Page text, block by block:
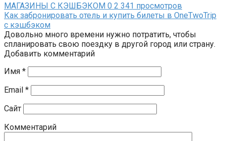
МАГАЗИНЫ С КЭШБЭКОМ 0 2 341 просмотров
Как забронировать отель и купить билеты в OneTwoTrip
с кэшбэком
Довольно много времени нужно потратить, чтобы
спланировать свою поездку в другой город или страну.
Добавить комментарий
Имя *
Email *
Сайт
Комментарий